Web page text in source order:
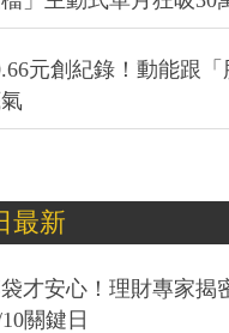
元創紀錄！動能跟
最新
才安心！理財專家揭
關鍵日